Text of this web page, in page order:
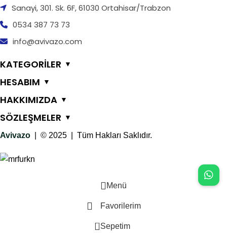
Sanayi, 301. Sk. 6F, 61030 Ortahisar/Trabzon
0534 387 73 73
info@avivazo.com
KATEGORİLER ▼
HESABIM ▼
HAKKIMIZDA ▼
SÖZLEŞMELER ▼
Avivazo | © 2025 | Tüm Hakları Saklıdır.
Menü
Favorilerim
0 Sepetim